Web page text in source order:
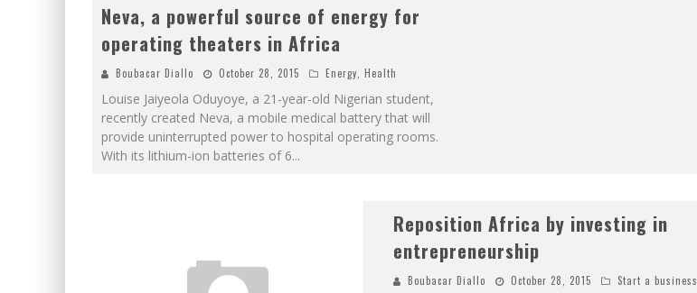
Neva, a powerful source of energy for
operating theaters in Africa
Boubacar Diallo October 28, 2015 Energy Health
Louise Jaiyeola Oduyoye, a 21-year-old Nigerian student,
recently created Neva, a mobile medical battery that will
provide uninterrupted power to hospital operating rooms.
With its lithium-ion batteries of 6...
Reposition Africa by investing in
entrepreneurship
Boubacar Diallo October 28, 2015 Start a business